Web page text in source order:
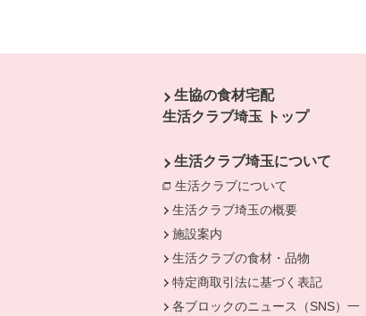
生協の食材宅配
生活クラブ埼玉 トップ
生活クラブ埼玉について
生活クラブについて
別のウィン
生活クラブ埼玉の概要
施設案内
生活クラブの食材・品物
特定商取引法に基づく表記
各ブロックのニュース（SNS）一